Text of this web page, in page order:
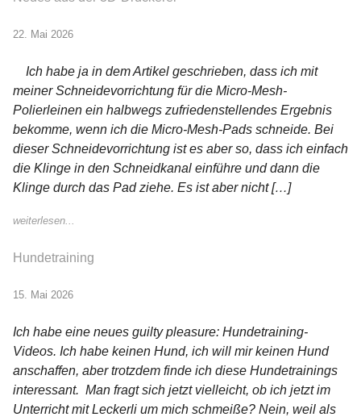
22. Mai 2026
Ich habe ja in dem Artikel geschrieben, dass ich mit
meiner Schneidevorrichtung für die Micro-Mesh-
Polierleinen ein halbwegs zufriedenstellendes Ergebnis
bekomme, wenn ich die Micro-Mesh-Pads schneide. Bei
dieser Schneidevorrichtung ist es aber so, dass ich einfach
die Klinge in den Schneidkanal einführe und dann die
Klinge durch das Pad ziehe. Es ist aber nicht […]
weiterlesen...
Hundetraining
15. Mai 2026
Ich habe eine neues guilty pleasure: Hundetraining-
Videos. Ich habe keinen Hund, ich will mir keinen Hund
anschaffen, aber trotzdem finde ich diese Hundetrainings
interessant. Man fragt sich jetzt vielleicht, ob ich jetzt im
Unterricht mit Leckerli um mich schmeiße? Nein, weil als